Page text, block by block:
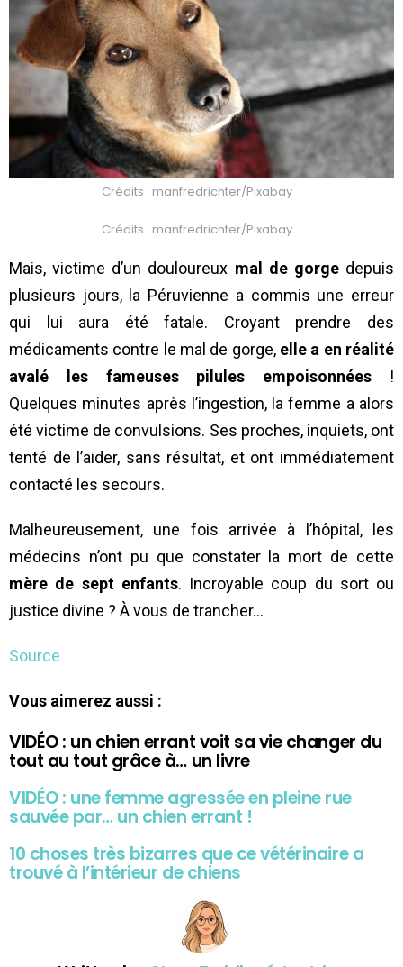
Crédits : manfredrichter/Pixabay
Crédits : manfredrichter/Pixabay
Mais, victime d’un douloureux mal de gorgedepuis
plusieurs jours, la Péruvienne a commis une erreur
qui lui aura été fatale. Croyant prendre des
médicaments contre le mal de gorge, elle a en réalité
avalé les fameuses pilules empoisonnées !
Quelques minutes après l’ingestion, la femme a alors
été victime de convulsions. Ses proches, inquiets, ont
tenté de l’aider, sans résultat, et ont immédiatement
contacté les secours.
Malheureusement, une fois arrivée à l’hôpital, les
médecins n’ont pu que constater la mort de cette
mère de sept enfants. Incroyable coup du sort ou
justice divine ? À vous de trancher…
Source
Vous aimerez aussi :
VIDÉO : un chien errant voit sa vie changer du
tout au tout grâce à… un livre
VIDÉO : une femme agressée en pleine rue
sauvée par… un chien errant !
10 choses très bizarres que ce vétérinaire a
trouvé à l’intérieur de chiens